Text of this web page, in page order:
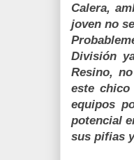
Calera,
joven no
División
Resino,
este
equipos
potencial
sus